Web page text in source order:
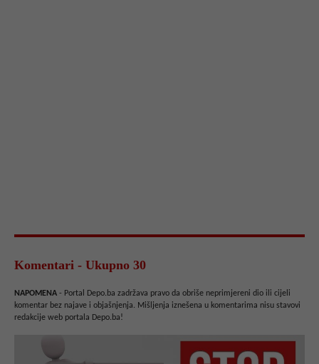
Komentari - Ukupno 30
NAPOMENA - Portal Depo.ba zadržava pravo da obriše neprimjereni dio ili cijeli
komentar bez najave i objašnjenja. Mišljenja iznešena u komentarima nisu stavovi
redakcije web portala Depo.ba!